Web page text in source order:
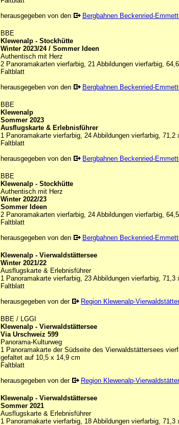
herausgegeben von den
Bergbahnen Beckenried-
BBE
Klewenalp - Stockhütte
Winter 2023/24 / Sommer Ideen
Authentisch mit Herz
2 Panoramakarten vierfarbig, 21 Abbildungen vierfarbig,
Faltblatt
herausgegeben von den
Bergbahnen Beckenried-
BBE
Klewenalp
Sommer 2023
Ausflugskarte & Erlebnisführer
1 Panoramakarte vierfarbig, 24 Abbildungen vierfarbig,
Faltblatt
herausgegeben von den
Bergbahnen Beckenried-
BBE
Klewenalp - Stockhütte
Authentisch mit Herz
Winter 2022/23
Sommer Ideen
2 Panoramakarten vierfarbig, 24 Abbildungen vierfarbig,
Faltblatt
herausgegeben von den
Bergbahnen Beckenried-
Klewenalp - Vierwaldstättersee
Winter 2021/22
Ausflugskarte & Erlebnisführer
1 Panoramakarte vierfarbig, 23 Abbildungen vierfarbig,
Faltblatt
herausgegeben von der
Region Klewenalp-
BBE / LGGI
Klewenalp - Vierwaldstättersee
Via Urschweiz 599
Panorama-Kulturweg
1 Panoramakarte der Südseite des Vierwaldstättersees
gefaltet auf 10,5 x 14,9 cm
Faltblatt
herausgegeben von der
Region Klewenalp-
Klewenalp - Vierwaldstättersee
Sommer 2021
Ausflugskarte & Erlebnisführer
1 Panoramakarte vierfarbig, 18 Abbildungen vierfarbig,